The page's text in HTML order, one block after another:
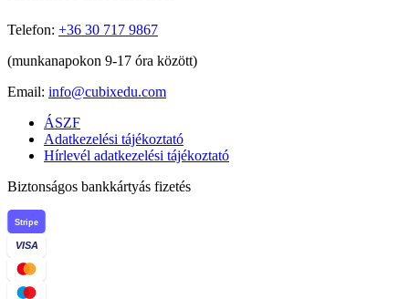
Telefon: +36 30 717 9867
(munkanapokon 9-17 óra között)
Email: info@cubixedu.com
ÁSZF
Adatkezelési tájékoztató
Hírlevél adatkezelési tájékoztató
Biztonságos bankkártyás fizetés
Stripe
VISA